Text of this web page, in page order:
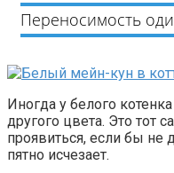
Переносимость
Иногда у белого
другого цвета. Это тот
проявиться, если бы не
пятно исчезает.